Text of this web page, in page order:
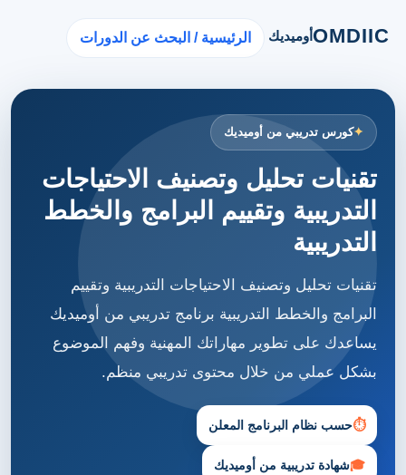
OMDIICأوميديك الرئيسية / البحث عن الدورات
كورس تدريبي من أوميديك
تقنيات تحليل وتصنيف الاحتياجات
التدريبية وتقييم البرامج والخطط
التدريبية
تقنيات تحليل وتصنيف الاحتياجات التدريبية وتقييم
البرامج والخطط التدريبية برنامج تدريبي من أوميديك
يساعدك على تطوير مهاراتك المهنية وفهم الموضوع
بشكل عملي من خلال محتوى تدريبي منظم.
⏱حسب نظام البرنامج المعلن
🎓شهادة تدريبية من أوميديك